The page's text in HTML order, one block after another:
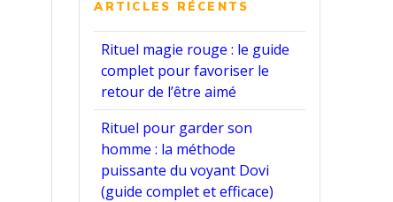
ARTICLES RÉCENTS
Rituel magie rouge : le guide
complet pour favoriser le
retour de l’être aimé
Rituel pour garder son
homme : la méthode
puissante du voyant Dovi
(guide complet et efficace)